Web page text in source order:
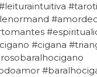
#cigana